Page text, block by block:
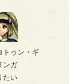
トゥン・ギ
ンガ
たい